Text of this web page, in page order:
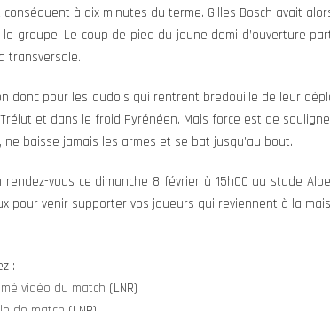
conséquent à dix minutes du terme. Gilles Bosch avait
groupe. Le coup de pied du jeune demi d’ouverture
transversale.
donc pour les audois qui rentrent bredouille de leur
et dans le froid Pyrénéen. Mais force est de
ne baisse jamais les armes et se bat jusqu’au bout.
rendez-vous ce dimanche 8 février à 15h00 au stade
pour venir supporter vos joueurs qui reviennent à la
:
vidéo du match (LNR)